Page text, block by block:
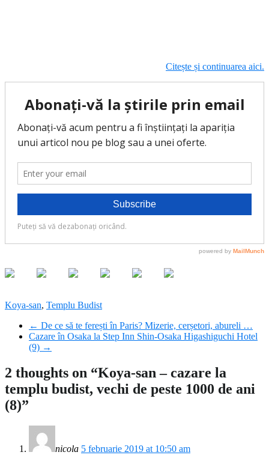
Citește și continuarea aici.
Koya-san, Templu Budist
← De ce să te ferești în Paris? Mizerie, cerșetori, abureli …
Cazare în Osaka la Step Inn Shin-Osaka Higashiguchi Hotel
(9) →
2 thoughts on “Koya-san – cazare la
templu budist, vechi de peste 1000 de ani
(8)”
nicola 5 februarie 2019 at 10:50 am